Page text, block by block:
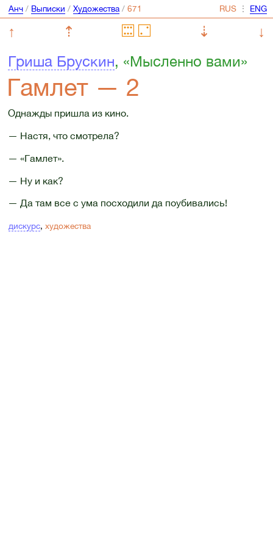
Анч/ Выписки / Художества/ ⋮
↑ ⇡ ⇣
↓
Гриша Брускин, «Мысленно вами»
Гамлет — 2
Однажды пришла из кино.
— Настя, что смотрела?
— «Гамлет».
— Ну и как?
— Да там все с ума посходили да поубивались!
дискурс, художества